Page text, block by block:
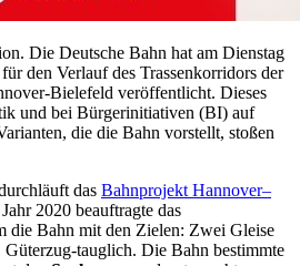
Die Deutsche Bahn hat am Dienstag
den Verlauf des Trassenkorridors der
Bielefeld veröffentlicht. Dieses
und bei Bürgerinitiativen (BI) auf
die die Bahn vorstellt, stoßen
das Bahnprojekt Hannover–
2020 beauftragte das
die Bahn mit den Zielen: Zwei Gleise
tauglich. Die Bahn bestimmte